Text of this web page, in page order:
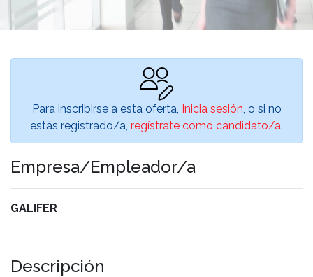
Para inscribirse a esta oferta, Inicia sesión , o si no
estás registrado/a, regístrate como candidato/a.
Empresa/Empleador/a
GALIFER
Descripción